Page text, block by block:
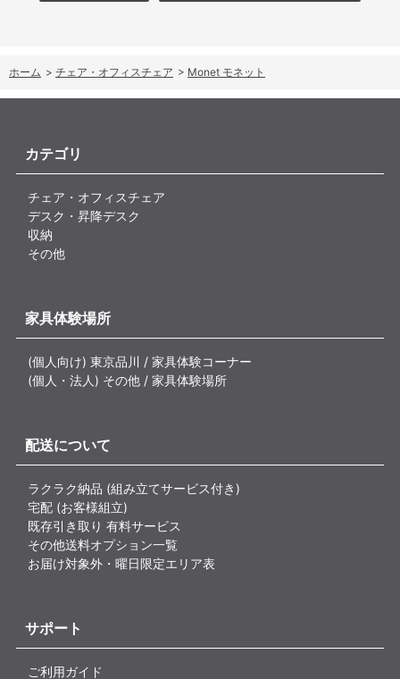
ホーム > チェア・オフィスチェア > Monet モネット
カテゴリ
チェア・オフィスチェア
デスク・昇降デスク
収納
その他
家具体験場所
(個人向け) 東京品川 / 家具体験コーナー
(個人・法人) その他 / 家具体験場所
配送について
ラクラク納品 (組み立てサービス付き)
宅配 (お客様組立)
既存引き取り 有料サービス
その他送料オプション一覧
お届け対象外・曜日限定エリア表
サポート
ご利用ガイド